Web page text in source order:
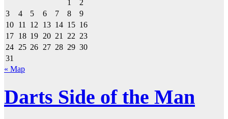
1
2
3
4 5 6 7 8
9
10 11 12 13 14 15 16
17 18 19 20 21 22 23
24 25 26 27 28 29 30
31
« Мар
Darts Side of the Man